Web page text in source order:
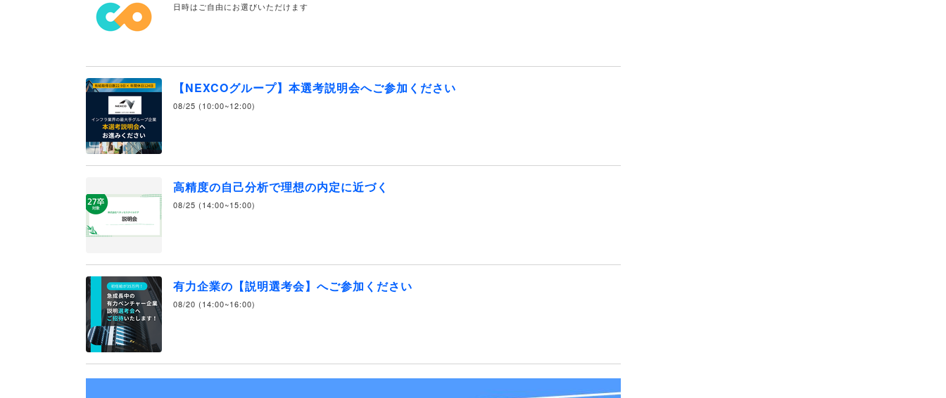
日時はご自由にお選びいただけます
【NEXCOグループ】本選考説明会へご参加ください
08/25 (10:00~12:00)
高精度の自己分析で理想の内定に近づく
08/25 (14:00~15:00)
有力企業の【説明選考会】へご参加ください
08/20 (14:00~16:00)